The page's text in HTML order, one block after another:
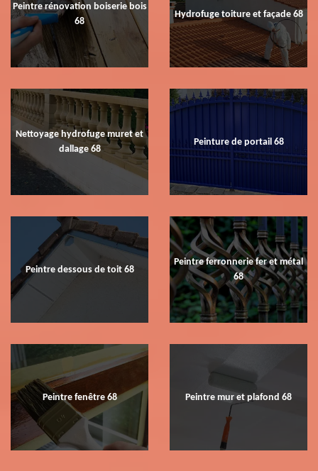
Peintre rénovation boiserie bois
68
Hydrofuge toiture et façade 68
Nettoyage hydrofuge muret et
dallage 68
Peinture de portail 68
Peintre dessous de toit 68
Peintre ferronnerie fer et métal
68
Peintre fenêtre 68 Peintre mur et plafond 68